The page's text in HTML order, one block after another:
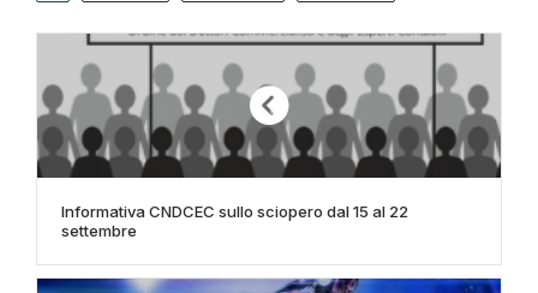
Informativa CNDCEC sullo sciopero dal 15 al 22
settembre